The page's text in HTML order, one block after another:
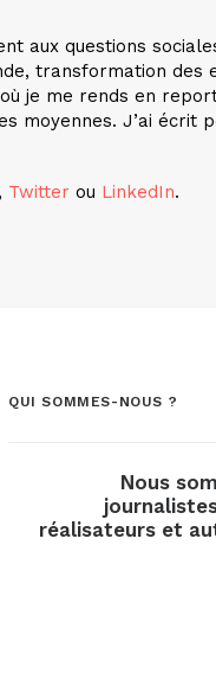
aux questions
transformation des
je me rends en
moyennes. J’ai écrit
Twitter ou LinkedIn.
QUI SOMMES-NOUS ?
Nous
réalisateurs et